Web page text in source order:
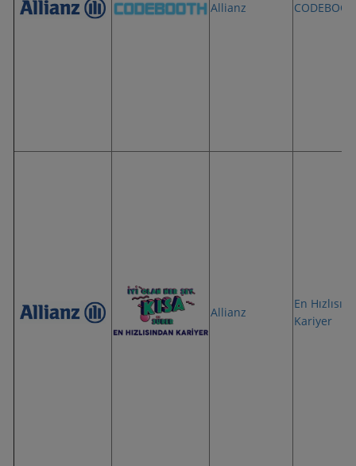
Allianz
Allianz
En
Kariyer